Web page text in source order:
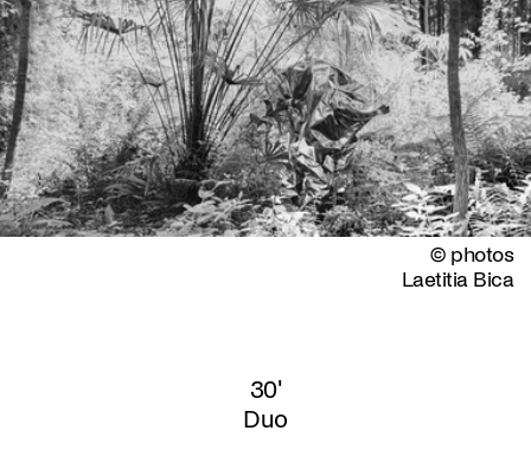
© photos
Laetitia Bica
30'
Duo